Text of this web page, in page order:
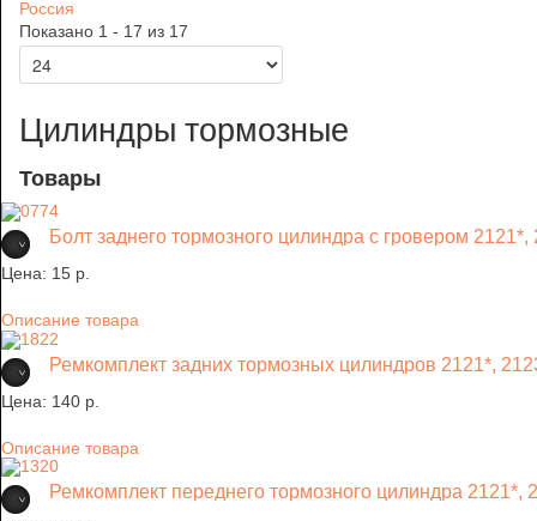
Россия
Показано 1 - 17 из 17
Цилиндры тормозные
Товары
Болт заднего тормозного цилиндра с гровером
Цена: 15 p.
Описание товара
Ремкомплект задних тормозных цилиндров 2121*,
Цена: 140 p.
Описание товара
Ремкомплект переднего тормозного цилиндра 2121*,